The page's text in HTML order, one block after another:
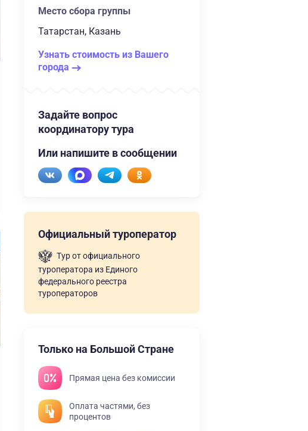
Место сбора группы
Татарстан, Казань
Узнать стоимость из Вашего
города
Задайте вопрос
координатору тура
Или напишите в сообщении
Официальный туроператор
Тур от официального
туроператора из Единого
федерального реестра
туроператоров
Только на Большой Стране
Прямая цена без комиссии
Оплата частями, без
процентов